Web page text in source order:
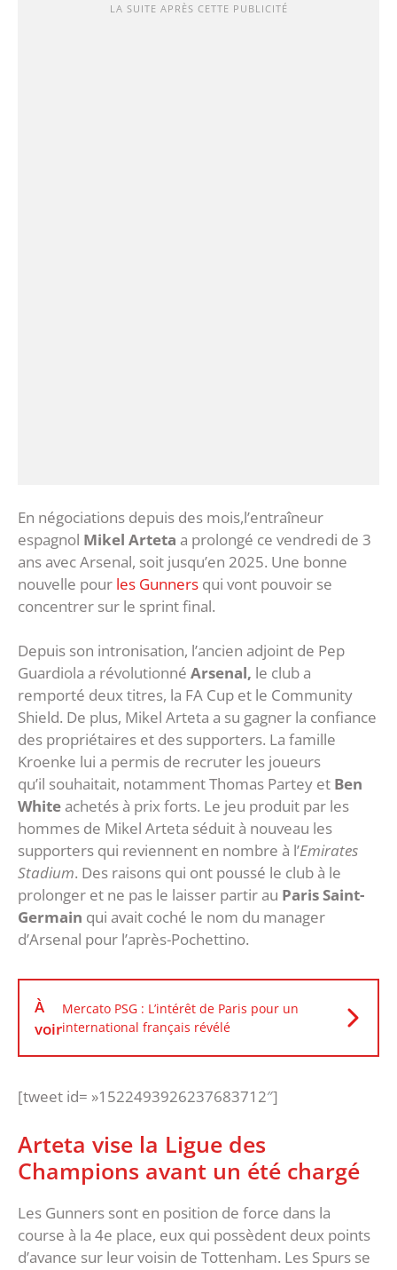
LA SUITE APRÈS CETTE PUBLICITÉ
En négociations depuis des mois,l’entraîneur
espagnol Mikel Arteta a prolongé ce vendredi de 3
ans avec Arsenal, soit jusqu’en 2025. Une bonne
nouvelle pour les Gunners qui vont pouvoir se
concentrer sur le sprint final.
Depuis son intronisation, l’ancien adjoint de Pep
Guardiola a révolutionné Arsenal, le club a
remporté deux titres, la FA Cup et le Community
Shield. De plus, Mikel Arteta a su gagner la confiance
des propriétaires et des supporters. La famille
Kroenke lui a permis de recruter les joueurs
qu’il souhaitait, notamment Thomas Partey et Ben
Whiteachetés à prix forts. Le jeu produit par les
hommes de Mikel Arteta séduit à nouveau les
supporters qui reviennent en nombre à l’Emirates
Stadium. Des raisons qui ont poussé le club à le
prolonger et ne pas le laisser partir au Paris Saint-
Germain qui avait coché le nom du manager
d’Arsenal pour l’après-Pochettino.
À
voir
Mercato PSG : L’intérêt de Paris pour un
international français révélé
[tweet id= »1522493926237683712″]
Arteta vise la Ligue des
Champions avant un été chargé
Les Gunners sont en position de force dans la
course à la 4e place, eux qui possèdent deux points
d’avance sur leur voisin de Tottenham. Les Spurs se